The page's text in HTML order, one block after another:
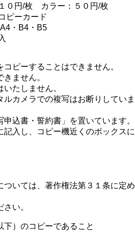
０円/枚 カラー：５０円/枚
ピーカード
・B4・B5
コピーすることはできません。
ません。
いたしません。
ルカメラでの複写はお断りしていま
申込書・誓約書」を置いています。
入し、コピー機近くのボックスに
ついては、著作権法第３１条に定め
い。
下）のコピーであること